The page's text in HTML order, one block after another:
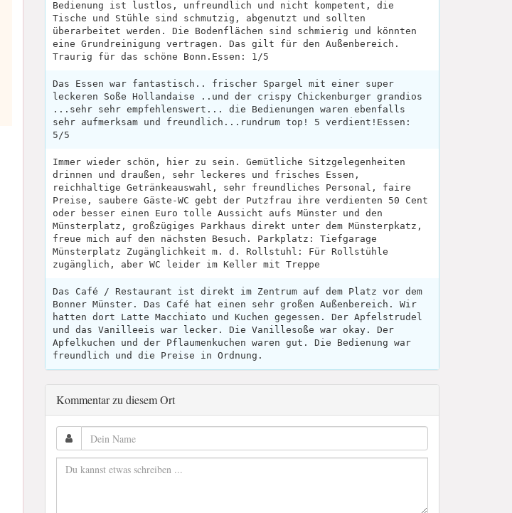
Bedienung ist lustlos, unfreundlich und nicht kompetent, die
Tische und Stühle sind schmutzig, abgenutzt und sollten
überarbeitet werden. Die Bodenflächen sind schmierig und könnten
eine Grundreinigung vertragen. Das gilt für den Außenbereich.
Traurig für das schöne Bonn.Essen: 1/5
Das Essen war fantastisch.. frischer Spargel mit einer super
leckeren Soße Hollandaise ..und der crispy Chickenburger grandios
...sehr sehr empfehlenswert... die Bedienungen waren ebenfalls
sehr aufmerksam und freundlich...rundrum top! 5 verdient!Essen:
5/5
Immer wieder schön, hier zu sein. Gemütliche Sitzgelegenheiten
drinnen und draußen, sehr leckeres und frisches Essen,
reichhaltige Getränkeauswahl, sehr freundliches Personal, faire
Preise, saubere Gäste-WC gebt der Putzfrau ihre verdienten 50 Cent
oder besser einen Euro tolle Aussicht aufs Münster und den
Münsterplatz, großzügiges Parkhaus direkt unter dem Münsterpkatz,
freue mich auf den nächsten Besuch. Parkplatz: Tiefgarage
Münsterplatz Zugänglichkeit m. d. Rollstuhl: Für Rollstühle
zugänglich, aber WC leider im Keller mit Treppe
Das Café / Restaurant ist direkt im Zentrum auf dem Platz vor dem
Bonner Münster. Das Café hat einen sehr großen Außenbereich. Wir
hatten dort Latte Macchiato und Kuchen gegessen. Der Apfelstrudel
und das Vanilleeis war lecker. Die Vanillesoße war okay. Der
Apfelkuchen und der Pflaumenkuchen waren gut. Die Bedienung war
freundlich und die Preise in Ordnung.
Kommentar zu diesem Ort